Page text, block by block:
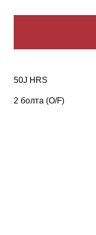
50J HRS
2 болта (O/F)